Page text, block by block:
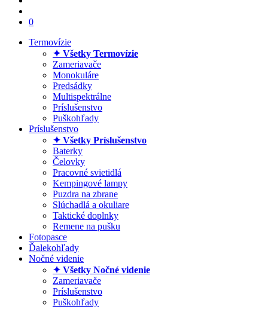
0
Termovízie
✦ Všetky Termovízie
Zameriavače
Monokuláre
Predsádky
Multispektrálne
Príslušenstvo
Puškohľady
Príslušenstvo
✦ Všetky Príslušenstvo
Baterky
Čelovky
Pracovné svietidlá
Kempingové lampy
Puzdra na zbrane
Slúchadlá a okuliare
Taktické doplnky
Remene na pušku
Fotopasce
Ďalekohľady
Nočné videnie
✦ Všetky Nočné videnie
Zameriavače
Príslušenstvo
Puškohľady